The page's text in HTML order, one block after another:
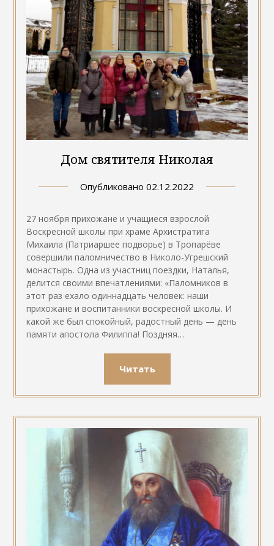
Дом святителя Николая
Опубликовано 02.12.2022
27 ноября прихожане и учащиеся взрослой
Воскресной школы при храме Архистратига
Михаила (Патриаршее подворье) в Тропарёве
совершили паломничество в Николо-Угрешский
монастырь. Одна из участниц поездки, Наталья,
делится своими впечатлениями: «Паломников в
этот раз ехало одиннадцать человек: наши
прихожане и воспитанники воскресной школы. И
какой же был спокойный, радостный день — день
памяти апостола Филиппа! Поздняя…
Читать